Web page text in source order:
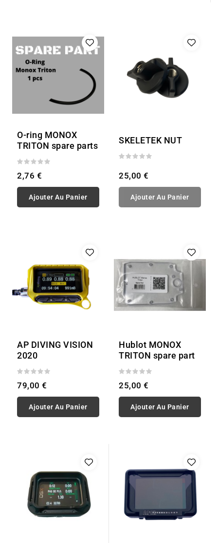
O-ring MONOX
TRITON spare parts
2,76 €
Ajouter Au Panier
SKELETEK NUT
25,00 €
Ajouter Au Panier
AP DIVING VISION
2020
79,00 €
Ajouter Au Panier
Hublot MONOX
TRITON spare part
25,00 €
Ajouter Au Panier